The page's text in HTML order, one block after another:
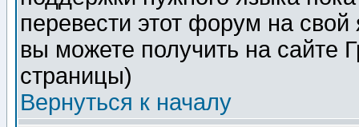
перевести этот форум на
вы можете получить на сайте
страницы)
Вернуться к началу